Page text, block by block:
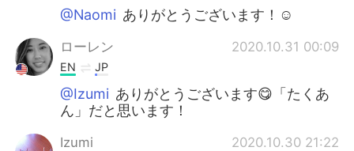
@Naomi ありがとうございます！☺️
ローレン 2020.10.31 00:09
EN JP
@Izumi ありがとうございます😋「たくあ
ん」だと思います！
Izumi 2020.10.30 21:22